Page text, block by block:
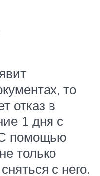
то
отказ в
1 дня с
помощью
только
с него.